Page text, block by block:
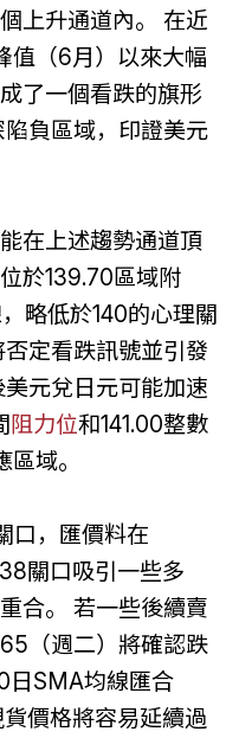
上升通道內。 在近
值（6月）以來大幅
了一個看跌的旗形
負區域，印證美元
在上述趨勢通道頂
於139.70區域附
略低於140的心理關
定看跌訊號並引發
元兌日元可能加速
阻力位和141.00整數
域。
口，匯價料在
關口吸引一些多
合。 若一些後續賣
（週二）將確認跌
日SMA均線匯合
價格將容易延續過